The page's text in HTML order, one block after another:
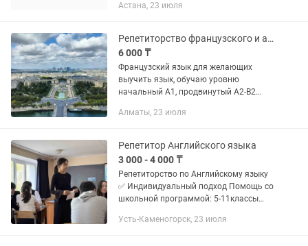
лингвистический колледж с красным
английского-C1
Астана, 23 июля
Репетиторство французского и английского
6 000 ₸
Французский язык для желающих
выучить язык, обучаю уровню
начальный А1, продвинутый А2-B2
знания языка, диплом Delf 2023,2024
зуму, ,...
Алматы, 23 июля
Репетитор Английского языка
3 000 - 4 000 ₸
Репетиторство по Английскому языку
✅ Индивидуальный подход Помощь со
школьной программой: 5-11классы
для студентов. Подготовки на
Усть-Каменогорск, 23 июля